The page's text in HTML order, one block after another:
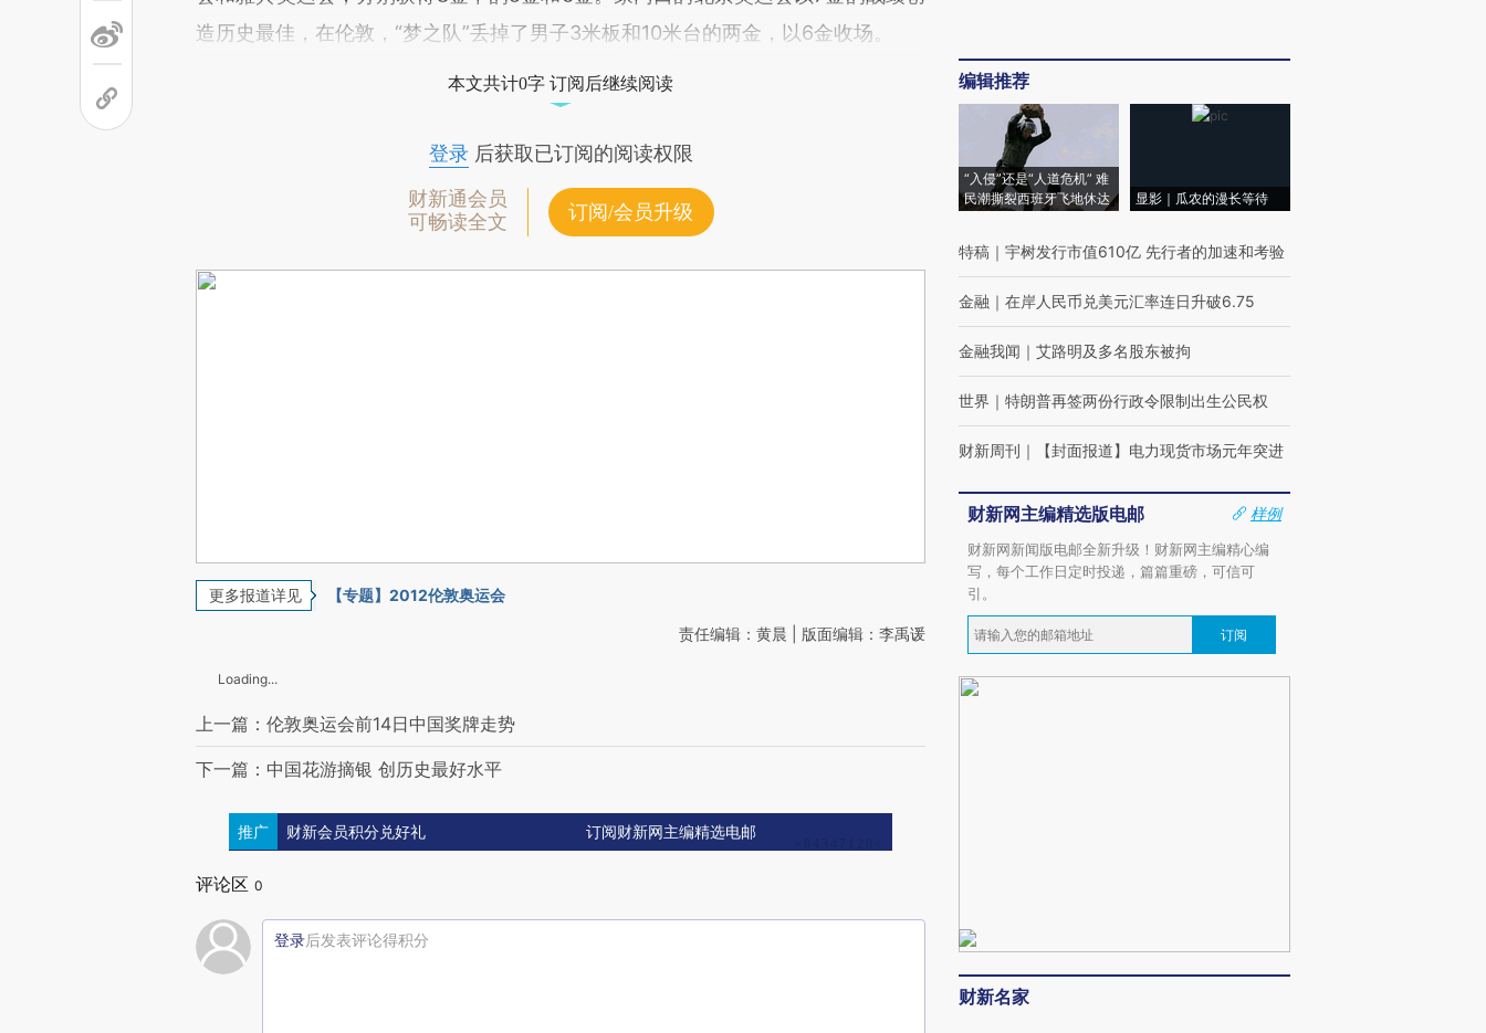
造历史最佳，在伦敦，“梦之队”丢掉了男子3米板和10米台的两金，以6金收场。
本文共计0字 订阅后继续阅读
登录后获取已订阅的阅读权限
财新通会员
可畅读全文
订阅/会员升级
更多报道详见 【专题】2012伦敦奥运会
责任编辑：黄晨 | 版面编辑：李禹谖
Loading...
上一篇：伦敦奥运会前14日中国奖牌走势
下一篇：中国花游摘银 创历史最好水平
推广 财新会员积分兑好礼 订阅财新网主编精选电邮
评论区 0
登录后发表评论得积分
编辑推荐
“入侵”还是“人道危机” 难
民潮撕裂西班牙飞地休达
显影｜瓜农的漫长等待
特稿 ｜ 宇树发行市值610亿 先行者的加速和考验
金融 ｜ 在岸人民币兑美元汇率连日升破6.75
金融我闻 ｜ 艾路明及多名股东被拘
世界 ｜ 特朗普再签两份行政令限制出生公民权
财新周刊 ｜ 【封面报道】电力现货市场元年突进
财新网主编精选版电邮
样例
财新网新闻版电邮全新升级！财新网主编精心编
写，每个工作日定时投递，篇篇重磅，可信可
引。
订阅
财新名家